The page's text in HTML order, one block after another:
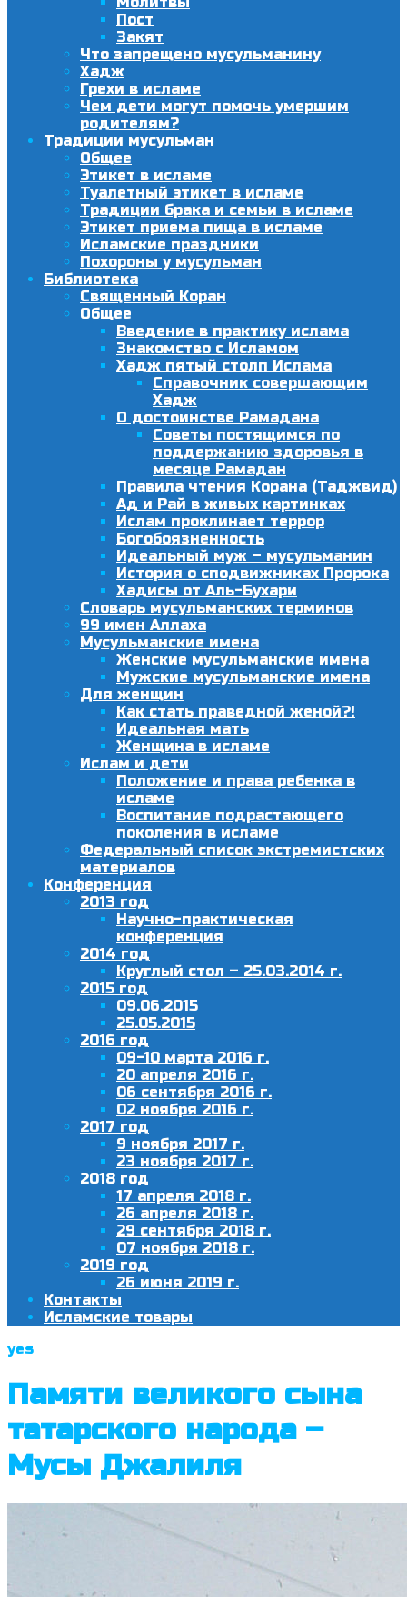
Пост
Закят
Что запрещено мусульманину
Хадж
Грехи в исламе
Чем дети могут помочь умершим
родителям?
Традиции мусульман
Общее
Этикет в исламе
Туалетный этикет в исламе
Традиции брака и семьи в исламе
Этикет приема пища в исламе
Исламские праздники
Похороны у мусульман
Библиотека
Священный Коран
Общее
Введение в практику ислама
Знакомство с Исламом
Хадж пятый столп Ислама
Справочник совершающим
Хадж
О достоинстве Рамадана
Советы постящимся по
поддержанию здоровья в
месяце Рамадан
Правила чтения Корана (Таджвид)
Ад и Рай в живых картинках
Ислам проклинает террор
Богобоязненность
Идеальный муж – мусульманин
История о сподвижниках Пророка
Хадисы от Аль-Бухари
Словарь мусульманских терминов
99 имен Аллаха
Мусульманские имена
Женские мусульманские имена
Мужские мусульманские имена
Для женщин
Как стать праведной женой?!
Идеальная мать
Женщина в исламе
Ислам и дети
Положение и права ребенка в
исламе
Воспитание подрастающего
поколения в исламе
Федеральный список экстремистских
материалов
Конференция
2013 год
Научно-практическая
конференция
2014 год
Круглый стол – 25.03.2014 г.
2015 год
09.06.2015
25.05.2015
2016 год
09-10 марта 2016 г.
20 апреля 2016 г.
06 сентября 2016 г.
02 ноября 2016 г.
2017 год
9 ноября 2017 г.
23 ноября 2017 г.
2018 год
17 апреля 2018 г.
26 апреля 2018 г.
29 сентября 2018 г.
07 ноября 2018 г.
2019 год
26 июня 2019 г.
Контакты
Исламские товары
yes
Памяти великого сына
татарского народа –
Мусы Джалиля